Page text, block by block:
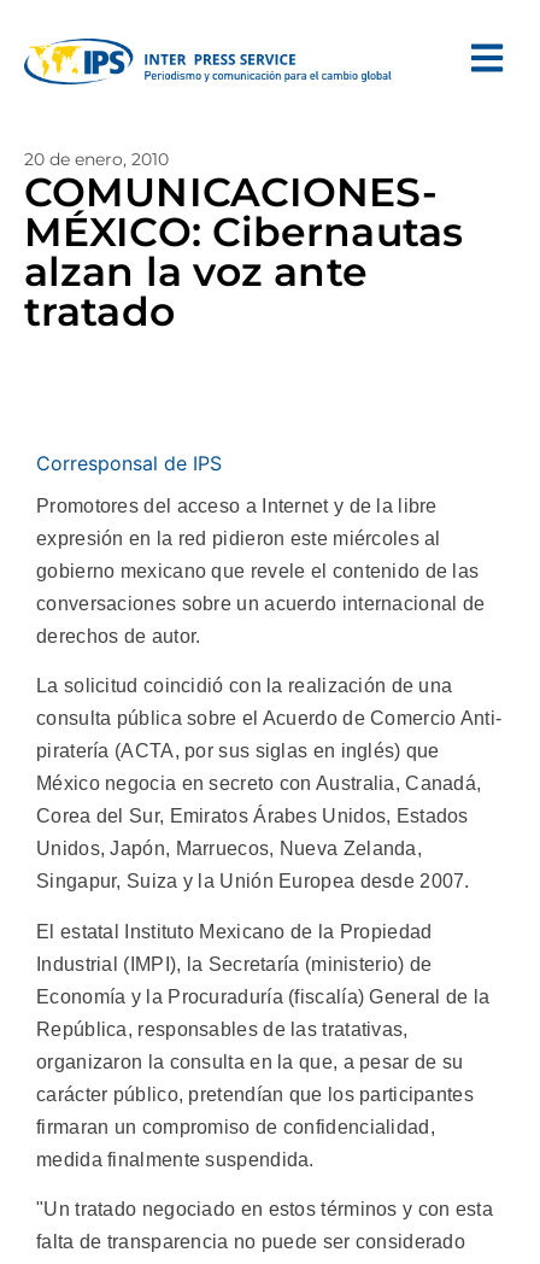
20 de enero, 2010
COMUNICACIONES-
MÉXICO: Cibernautas
alzan la voz ante
tratado
Corresponsal de IPS
Promotores del acceso a Internet y de la libre
expresión en la red pidieron este miércoles al
gobierno mexicano que revele el contenido de las
conversaciones sobre un acuerdo internacional de
derechos de autor.
La solicitud coincidió con la realización de una
consulta pública sobre el Acuerdo de Comercio Anti-
piratería (ACTA, por sus siglas en inglés) que
México negocia en secreto con Australia, Canadá,
Corea del Sur, Emiratos Árabes Unidos, Estados
Unidos, Japón, Marruecos, Nueva Zelanda,
Singapur, Suiza y la Unión Europea desde 2007.
El estatal Instituto Mexicano de la Propiedad
Industrial (IMPI), la Secretaría (ministerio) de
Economía y la Procuraduría (fiscalía) General de la
República, responsables de las tratativas,
organizaron la consulta en la que, a pesar de su
carácter público, pretendían que los participantes
firmaran un compromiso de confidencialidad,
medida finalmente suspendida.
"Un tratado negociado en estos términos y con esta
falta de transparencia no puede ser considerado